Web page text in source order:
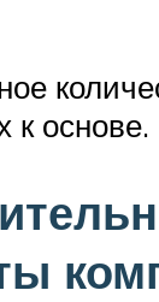
к основе.